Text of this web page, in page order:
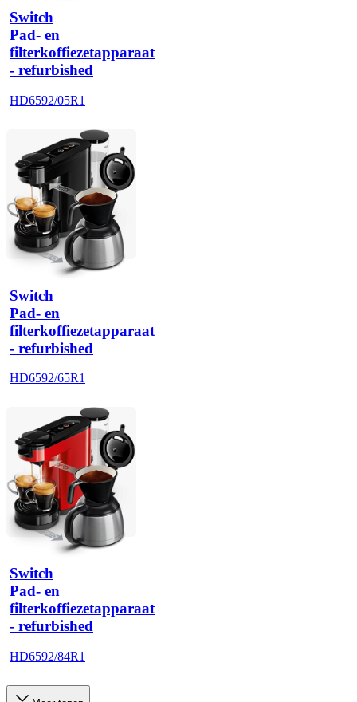
Switch
Pad- en
filterkoffiezetapparaat
- refurbished
HD6592/05R1
Switch
Pad- en
filterkoffiezetapparaat
- refurbished
HD6592/65R1
Switch
Pad- en
filterkoffiezetapparaat
- refurbished
HD6592/84R1